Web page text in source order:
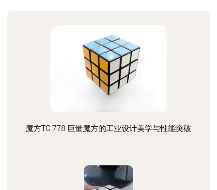
魔方TC 778 巨量魔方的工业设计美学与性能突破